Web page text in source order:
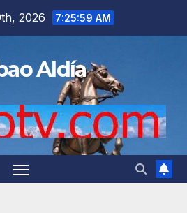
2026 7:25:59 AM
Aldía